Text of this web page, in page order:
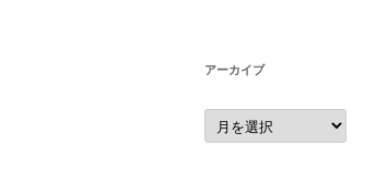
アーカイブ
ア
イ
ブ